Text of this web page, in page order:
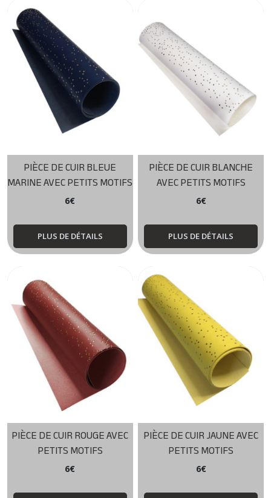
PIÈCE DE CUIR BLEUE
MARINE AVEC PETITS MOTIFS
6€
PLUS DE DÉTAILS
PIÈCE DE CUIR BLANCHE
AVEC PETITS MOTIFS
6€
PLUS DE DÉTAILS
PIÈCE DE CUIR ROUGE AVEC
PETITS MOTIFS
6€
PIÈCE DE CUIR JAUNE AVEC
PETITS MOTIFS
6€